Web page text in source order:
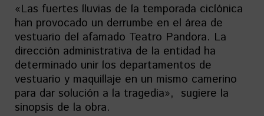
«Las fuertes lluvias de la temporada ciclónica
han provocado un derrumbe en el área de
vestuario del afamado Teatro Pandora. La
dirección administrativa de la entidad ha
determinado unir los departamentos de
vestuario y maquillaje en un mismo camerino
para dar solución a la tragedia», sugiere la
sinopsis de la obra.